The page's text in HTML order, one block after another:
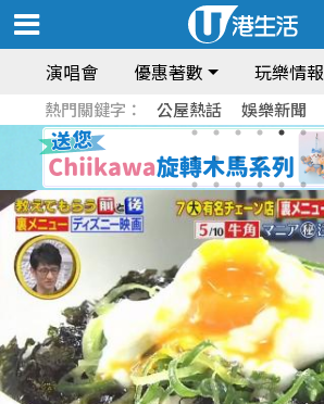
演唱會 優惠著數 玩樂情報
熱門關鍵字： 公屋熱話 娛樂新聞